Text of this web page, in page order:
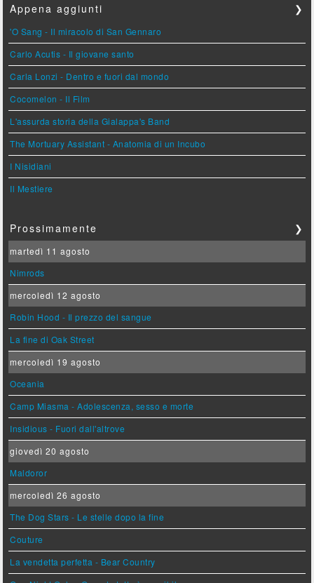
Appena aggiunti ❯
'O Sang - Il miracolo di San Gennaro
Carlo Acutis - Il giovane santo
Carla Lonzi - Dentro e fuori dal mondo
Cocomelon - Il Film
L'assurda storia della Gialappa's Band
The Mortuary Assistant - Anatomia di un Incubo
I Nisidiani
Il Mestiere
Prossimamente ❯
martedì 11 agosto
Nimrods
mercoledì 12 agosto
Robin Hood - Il prezzo del sangue
La fine di Oak Street
mercoledì 19 agosto
Oceania
Camp Miasma - Adolescenza, sesso e morte
Insidious - Fuori dall'altrove
giovedì 20 agosto
Maldoror
mercoledì 26 agosto
The Dog Stars - Le stelle dopo la fine
Couture
La vendetta perfetta - Bear Country